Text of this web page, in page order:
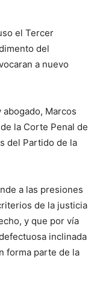
el Tercer
del
a nuevo
Marcos
la Corte Penal de
del Partido de la
a las presiones
de la justicia
y que por vía
inclinada
forma parte de la